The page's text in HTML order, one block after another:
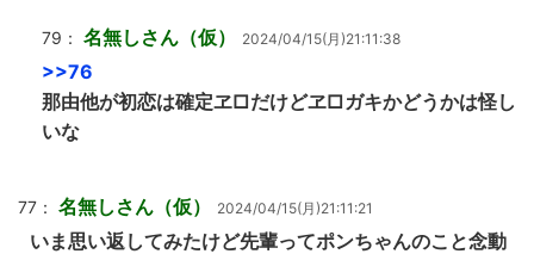
79： 名無しさん（仮） 2024/04/15(月)21:11:38
>>76
那由他が初恋は確定ヱ□だけどヱ□ガキかどうかは怪し
いな
77： 名無しさん（仮） 2024/04/15(月)21:11:21
いま思い返してみたけど先輩ってポンちゃんのこと念動